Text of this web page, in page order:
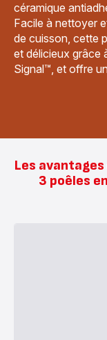
céramique
Facile à nettoyer
de cuisson, cette
et délicieux grâce
Signal™, et offre
Les avantages
3 poêles